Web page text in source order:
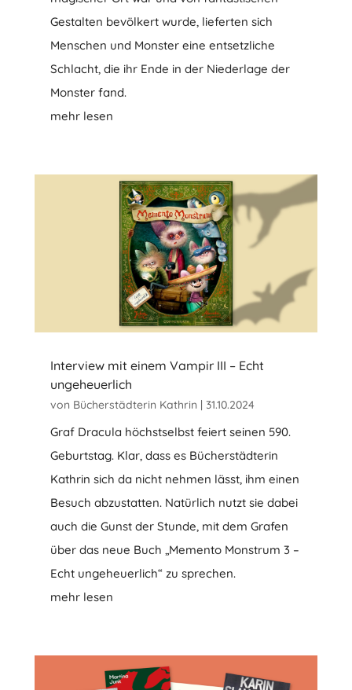
Gestalten bevölkert wurde, lieferten sich
Menschen und Monster eine entsetzliche
Schlacht, die ihr Ende in der Niederlage der
Monster fand.
mehr lesen
Interview mit einem Vampir III – Echt
ungeheuerlich
von Bücherstädterin Kathrin | 31.10.2024
Graf Dracula höchstselbst feiert seinen 590.
Geburtstag. Klar, dass es Bücherstädterin
Kathrin sich da nicht nehmen lässt, ihm einen
Besuch abzustatten. Natürlich nutzt sie dabei
auch die Gunst der Stunde, mit dem Grafen
über das neue Buch „Memento Monstrum 3 –
Echt ungeheuerlich“ zu sprechen.
mehr lesen